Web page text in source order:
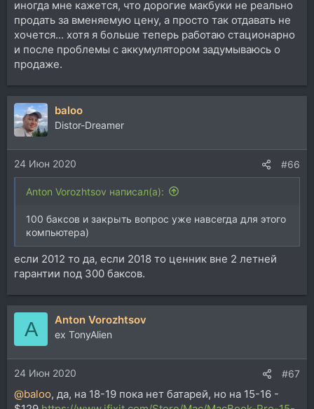
иногда мне кажется, что дорогие макбуки не реально
продать за вменяемую цену, а просто так отдавать не
хочется... хотя я больше теперь работаю стационарно
и после проблемы с аккумулятором задумываюсь о
продаже.
baloo
Distor-Dreamer
24 Июн 2020 #66
Anton Vorozhtsov написал(а):
100 баксов и закрыть вопрос уже навсегда для этого
компьютера)
если 2012 то да, если 2018 то ценник вне 2 летней
гарантии под 300 баксов.
A Anton Vorozhtsov
ex TonyAlien
24 Июн 2020 #67
@baloo, да, на 18-19 пока нет батарей, но на 15-16 -